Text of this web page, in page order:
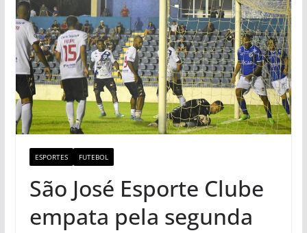
ESPORTES FUTEBOL
São José Esporte Clube
empata pela segunda